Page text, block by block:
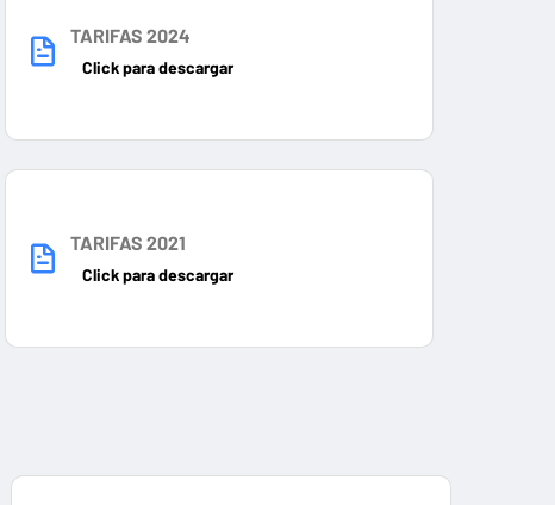
TARIFAS 2024
Click para descargar
TARIFAS 2021
Click para descargar